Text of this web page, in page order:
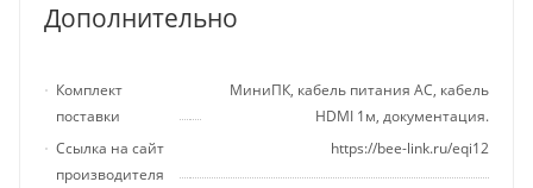
Дополнительно
Комплект
поставки
МиниПК, кабель питания AC, кабель
HDMI 1м, документация.
Ссылка на сайт
производителя
https://bee-link.ru/eqi12